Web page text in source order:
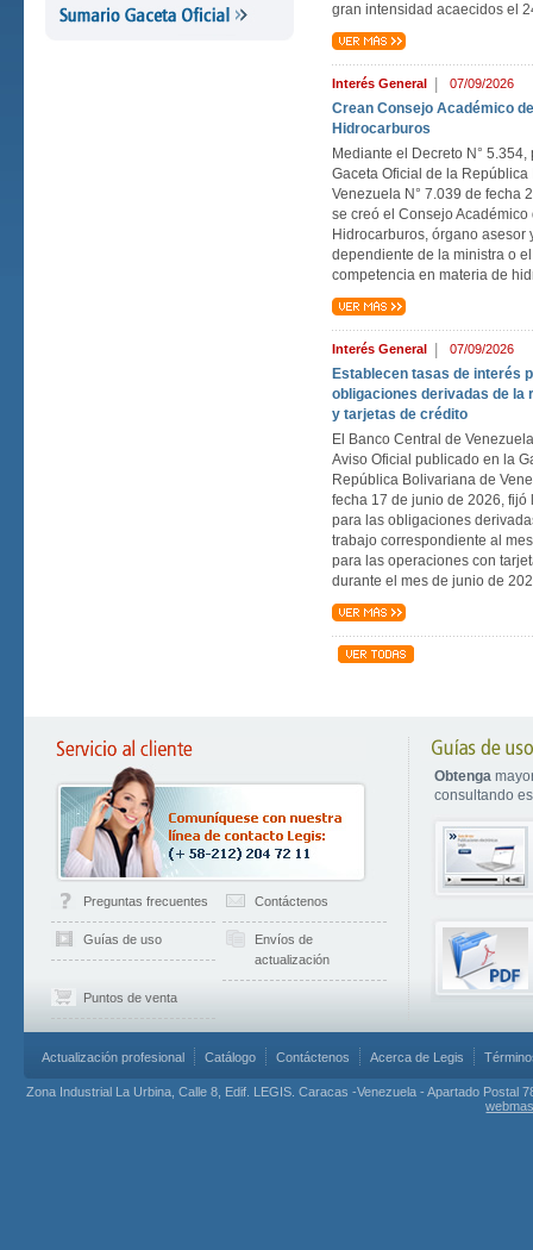
gran intensidad acaecidos el
Interés General 07/09/2026
Crean Consejo Académico
Hidrocarburos
Mediante el Decreto N°
Gaceta Oficial de la
Venezuela N° 7.039 de fecha
se creó el Consejo Académico
Hidrocarburos, órgano asesor
dependiente de la ministra o
competencia en materia de
Interés General 07/09/2026
Establecen tasas de interés
obligaciones derivadas de la
y tarjetas de crédito
El Banco Central de
Aviso Oficial publicado en la
República Bolivariana de
fecha 17 de junio de 2026, fijó
para las obligaciones
trabajo correspondiente al
para las operaciones con
durante el mes de junio de
Preguntas frecuentes Contáctenos
Guías de uso
Envíos de
actualización
Puntos de venta
Obtenga
consultando
Actualización profesional Catálogo Contáctenos Acerca de Legis
Zona Industrial La Urbina, Calle 8, Edif. LEGIS. Caracas -Venezuela - Apartado